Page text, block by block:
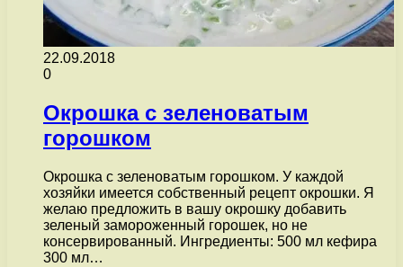
22.09.2018
0
Окрошка с зеленоватым
горошком
Окрошка с зеленоватым горошком. У каждой
хозяйки имеется собственный рецепт окрошки. Я
желаю предложить в вашу окрошку добавить
зеленый замороженный горошек, но не
консервированный. Ингредиенты: 500 мл кефира
300 мл…